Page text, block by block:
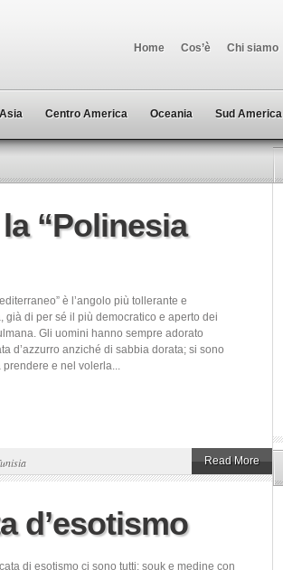
Home Cos’è Chi siamo
Asia Centro America Oceania Sud America
“Polinesia
è l’angolo più tollerante e
già di per sé il più democratico e aperto dei
Gli uomini hanno sempre adorato
d’azzurro anziché di sabbia dorata; si sono
e nel volerla...
Read More
d’esotismo
di esotismo ci sono tutti: souk e medine con